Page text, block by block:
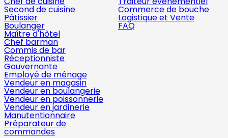
Second de cuisine
Pâtissier
Boulanger
Maître d'hôtel
Chef barman
Commis de bar
Réceptionniste
Gouvernante
Employé de ménage
Vendeur en magasin
Vendeur en boulangerie
Vendeur en poissonnerie
Vendeur en jardinerie
Manutentionnaire
Préparateur de
commandes
Commerce de bouche
Logistique et Vente
FAQ